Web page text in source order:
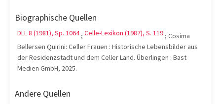
Biographische Quellen
DLL 8 (1981), Sp. 1064 ; Celle-Lexikon (1987), S. 119 ; Cosima
Bellersen Quirini: Celler Frauen : Historische Lebensbilder aus
der Residenzstadt und dem Celler Land. Überlingen : Bast
Medien GmbH, 2025.
Andere Quellen